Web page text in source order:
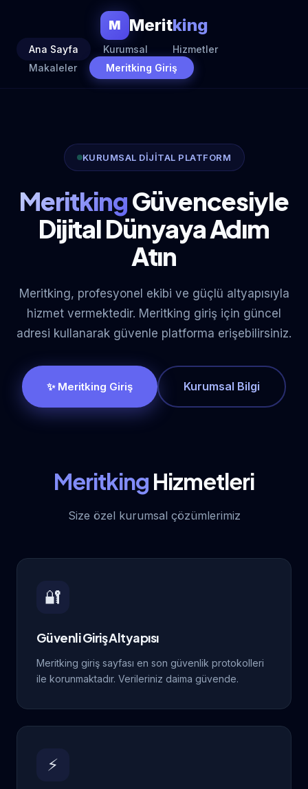
M Meritking
Ana Sayfa Kurumsal
Hizmetler
Makaleler
Meritking Giriş
KURUMSAL DİJİTAL PLATFORM
MeritkingGüvencesiyle
Dijital Dünyaya Adım
Atın
Meritking, profesyonel ekibi ve güçlü altyapısıyla
hizmet vermektedir. Meritking giriş için güncel
adresi kullanarak güvenle platforma erişebilirsiniz.
✨ Meritking Giriş Kurumsal Bilgi
Meritking Hizmetleri
Size özel kurumsal çözümlerimiz
🔐
Güvenli Giriş Altyapısı
Meritking giriş sayfası en son güvenlik protokolleri
ile korunmaktadır. Verileriniz daima güvende.
⚡